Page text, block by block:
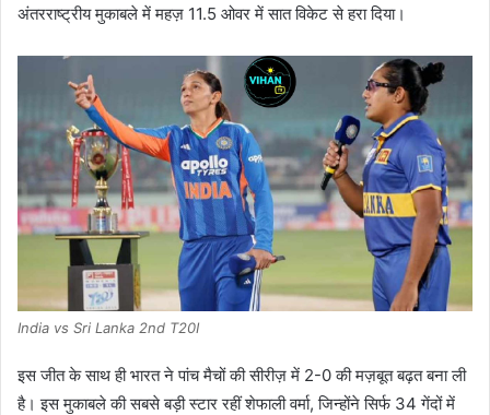
अंतरराष्ट्रीय मुकाबले में महज़ 11.5 ओवर में सात विकेट से हरा दिया।
India vs Sri Lanka 2nd T20I
इस जीत के साथ ही भारत ने पांच मैचों की सीरीज़ में 2-0 की मज़बूत बढ़त बना ली
है। इस मुकाबले की सबसे बड़ी स्टार रहीं शेफाली वर्मा, जिन्होंने सिर्फ 34 गेंदों में